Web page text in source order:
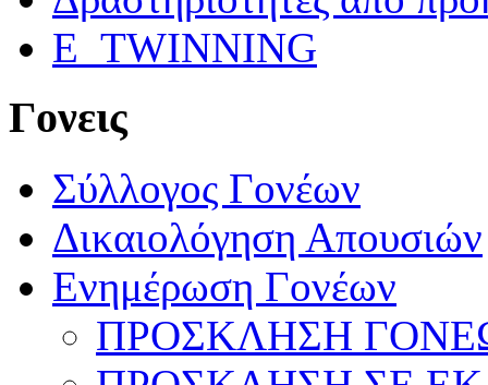
E_TWINNING
Γονεις
Σύλλογος Γονέων
Δικαιολόγηση Απουσιών
Ενημέρωση Γονέων
ΠΡΟΣΚΛΗΣΗ